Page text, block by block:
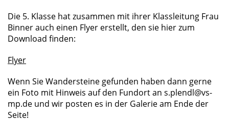
Die 5. Klasse hat zusammen mit ihrer Klassleitung Frau
Binner auch einen Flyer erstellt, den sie hier zum
Download finden:
Flyer
Wenn Sie Wandersteine gefunden haben dann gerne
ein Foto mit Hinweis auf den Fundort an s.plendl@vs-
mp.de und wir posten es in der Galerie am Ende der
Seite!